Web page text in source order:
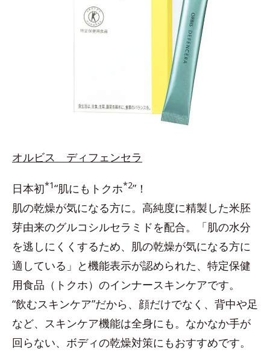
オルビス ディフェンセラ
日本初*1“肌にもトクホ*2”！
肌の乾燥が気になる方に。高純度に精製した米胚
芽由来のグルコシルセラミドを配合。「肌の水分
を逃しにくくするため、肌の乾燥が気になる方に
適している」と機能表示が認められた、特定保健
用食品（トクホ）のインナースキンケアです。
“飲むスキンケア”だから、顔だけでなく、背中や足
など、スキンケア機能は全身にも。なかなか手が
回らない、ボディの乾燥対策にもおすすめです。